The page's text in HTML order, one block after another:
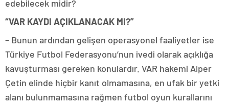
edebilecek midir?
“VAR KAYDI AÇIKLANACAK MI?”
– Bunun ardından gelişen operasyonel faaliyetler ise
Türkiye Futbol Federasyonu’nun ivedi olarak açıklığa
kavuşturması gereken konulardır. VAR hakemi Alper
Çetin elinde hiçbir kanıt olmamasına, en ufak bir yetki
alanı bulunmamasına rağmen futbol oyun kurallarını